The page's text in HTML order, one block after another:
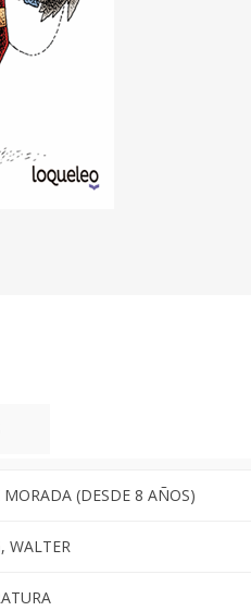
MORADA (DESDE 8 AÑOS)
WALTER